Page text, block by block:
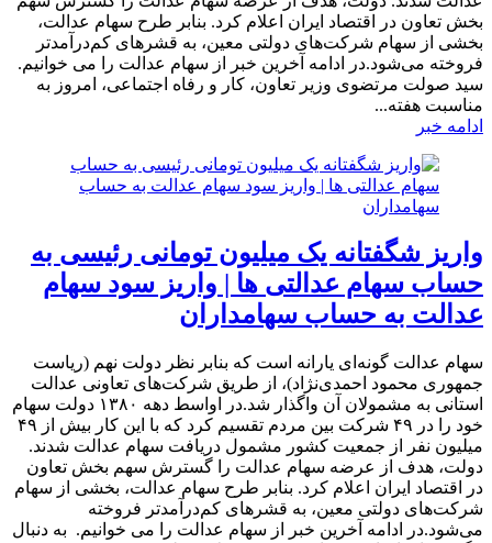
بخش تعاون در اقتصاد ایران اعلام کرد. بنابر طرح سهام عدالت،
بخشی از سهام شرکت‌های دولتی معین، به قشرهای کم‌درآمدتر
فروخته می‌شود.در ادامه آخرین خبر از سهام عدالت را می خوانیم.
سید صولت مرتضوی وزیر تعاون، کار و رفاه اجتماعی، امروز به
مناسبت هفته...
ادامه خبر
واریز شگفتانه یک میلیون تومانی رئیسی به
حساب سهام عدالتی ها | واریز سود سهام
عدالت به حساب سهامداران
​​سهام عدالت گونه‌ای یارانه است که بنابر نظر دولت نهم (ریاست
جمهوری محمود احمدی‌نژاد)، از طریق شرکت‌های تعاونی عدالت
استانی به مشمولان آن واگذار شد.در اواسط دهه ۱۳۸۰ دولت سهام
خود را در ۴۹ شرکت بین مردم تقسیم کرد که با این کار بیش از ۴۹
میلیون نفر از جمعیت کشور مشمول دریافت سهام عدالت شدند.
دولت، هدف از عرضه سهام عدالت را گسترش سهم بخش تعاون
در اقتصاد ایران اعلام کرد. بنابر طرح سهام عدالت، بخشی از سهام
شرکت‌های دولتی معین، به قشرهای کم‌درآمدتر فروخته
می‌شود.در ادامه آخرین خبر از سهام عدالت را می خوانیم. ​ به دنبال